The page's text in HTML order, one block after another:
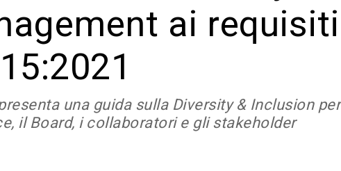
ai requisiti
una guida sulla Diversity & Inclusion per
il Board, i collaboratori e gli stakeholder